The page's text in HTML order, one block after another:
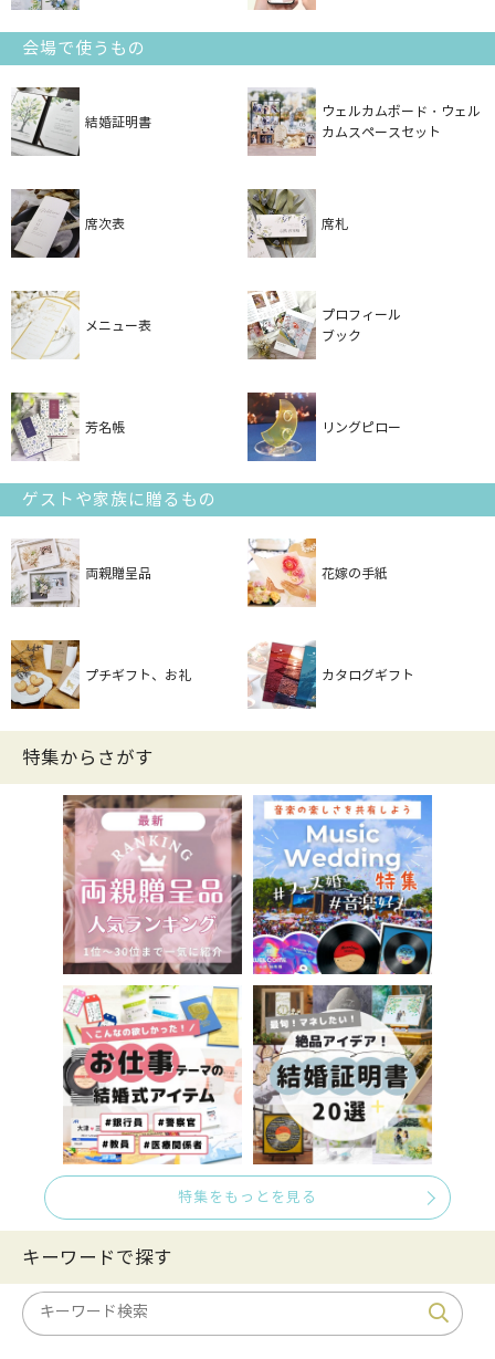
会場で使うもの
結婚証明書
ウェルカムボード・ウェル
カムスペースセット
席次表 席札
メニュー表
プロフィール
ブック
芳名帳 リングピロー
ゲストや家族に贈るもの
両親贈呈品 花嫁の手紙
プチギフト、お礼 カタログギフト
特集からさがす
特集をもっとを見る
キーワードで探す